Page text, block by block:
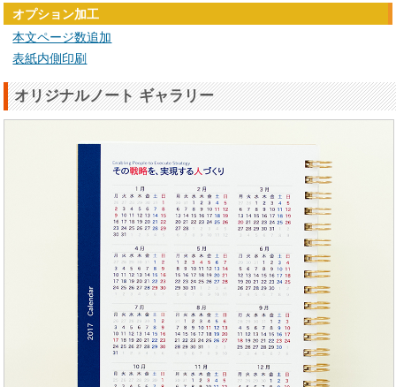
オプション加工
本文ページ数追加
表紙内側印刷
オリジナルノート ギャラリー